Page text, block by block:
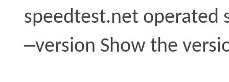
speedtest.net operated
–version Show the